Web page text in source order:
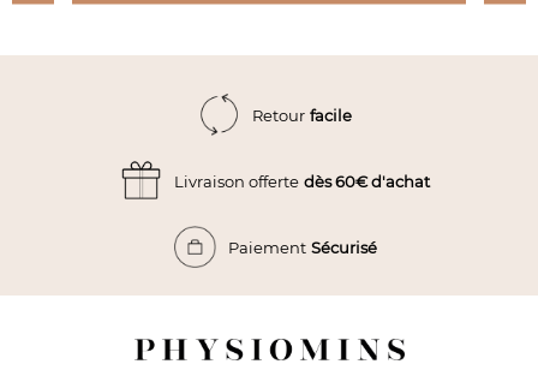
Retour facile
Livraison offerte dès 60€ d'achat
Paiement Sécurisé